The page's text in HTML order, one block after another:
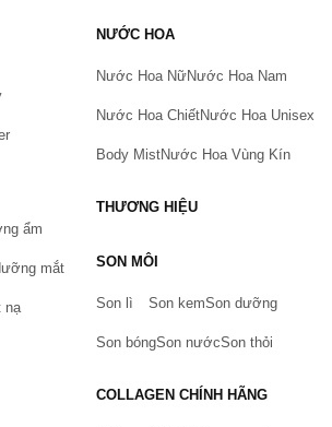
có thể tham khảo hướng dẫn đặt
Chiaki chúng tôi sẽ liên hệ lại Quý
thời gian ngắn nhất.
tôi. Hoặc gọi cho chúng tôi qua số
ẩm
mắt
nạ
NƯỚC HOA
Nước Hoa NữNước Hoa Nam
Nước Hoa ChiếtNước Hoa Unisex
Body MistNước Hoa Vùng Kín
THƯƠNG HIỆU
SON MÔI
Son lì Son kemSon dưỡng
Son bóngSon nướcSon thỏi
COLLAGEN CHÍNH HÃNG